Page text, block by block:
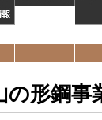
形鋼事